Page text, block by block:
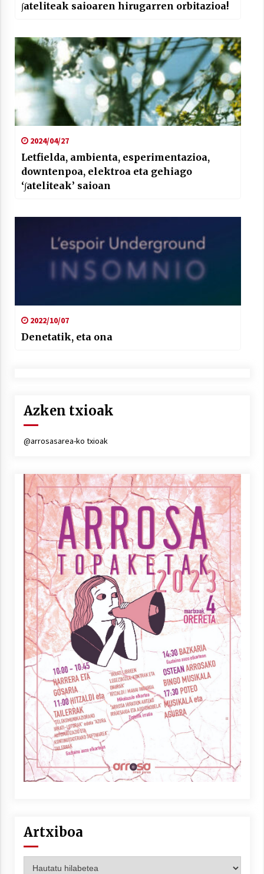
∫ateliteak saioaren hirugarren orbitazioa!
2024/04/27
Letfielda, ambienta, esperimentazioa,
downtenpoa, elektroa eta gehiago
‘∫ateliteak’ saioan
2022/10/07
Denetatik, eta ona
Azken txioak
@arrosasarea-ko txioak
Artxiboa